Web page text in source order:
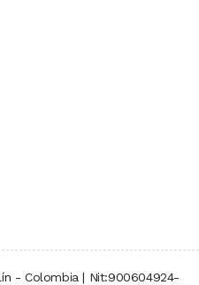
- Colombia | Nit:900604924-